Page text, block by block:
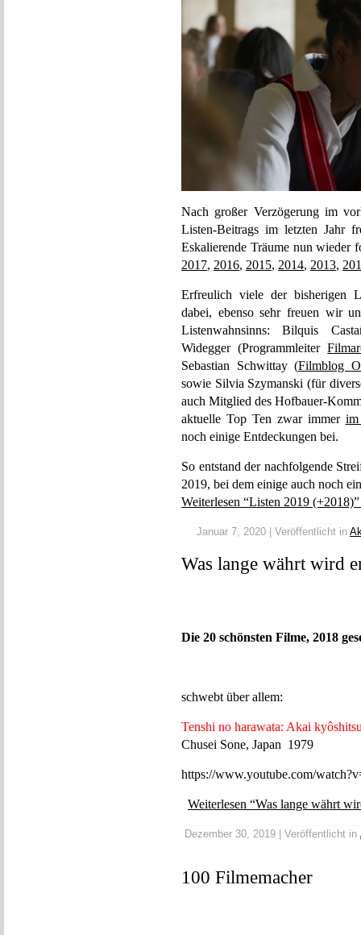
Nach großer Verzögerung im
Listen-Beitrags im letzten Jahr
Eskalierende Träume nun wieder
2017, 2016, 2015, 2014, 2013,
Erfreulich viele der bisherigen
dabei, ebenso sehr freuen wir
Listenwahnsinns: Bilquis
Widegger (Programmleiter
Sebastian Schwittay (Filmblog
sowie Silvia Szymanski (für
auch Mitglied des Hofbauer-
aktuelle Top Ten zwar immer
noch einige Entdeckungen bei.
So entstand der nachfolgende
2019, bei dem einige auch noch
Weiterlesen “Listen 2019
Januar 7, 2020 | Veröffentlicht in
Was lange währt wird
Die 20 schönsten Filme, 2018
schwebt über allem:
Tenshi no harawata: Akai
Chusei Sone, Japan 1979
https://www.youtube.com/
Weiterlesen “Was lange währt
Dezember 30, 2019 | Veröffentlicht in
100 Filmemacher